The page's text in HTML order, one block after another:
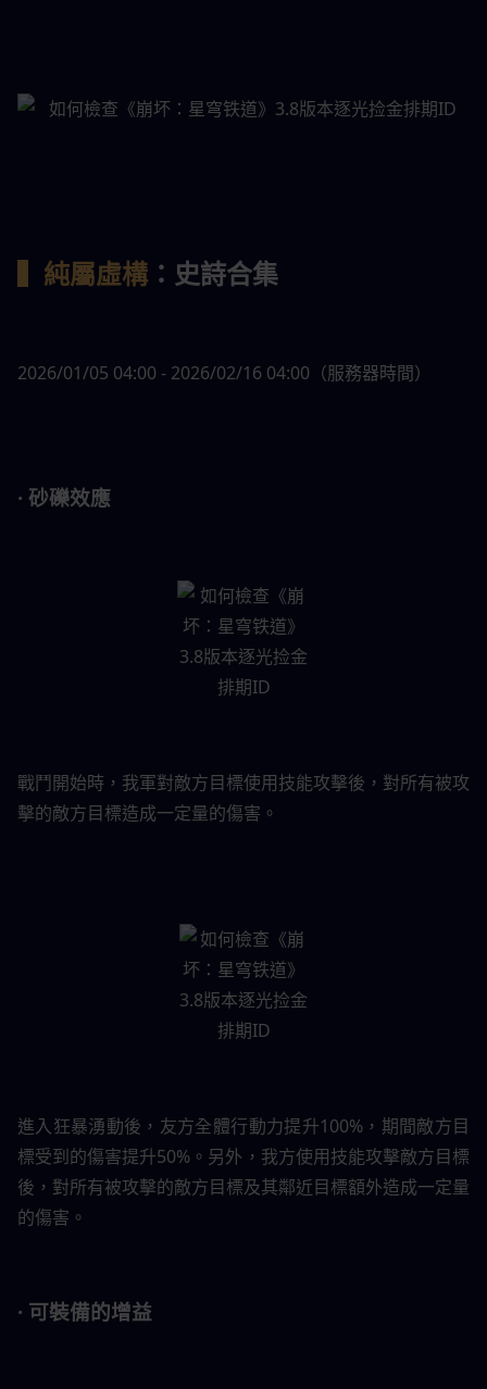
▍純屬虛構 ：史詩合集
2026/01/05 04:00 - 2026/02/16 04:00（服務器時間）
· 砂礫效應
戰鬥開始時，我軍對敵方目標使用技能攻擊後，對所有被攻
擊的敵方目標造成一定量的傷害。
進入狂暴湧動後，友方全體行動力提升100%，期間敵方目
標受到的傷害提升50%。另外，我方使用技能攻擊敵方目標
後，對所有被攻擊的敵方目標及其鄰近目標額外造成一定量
的傷害。
· 可裝備的增益